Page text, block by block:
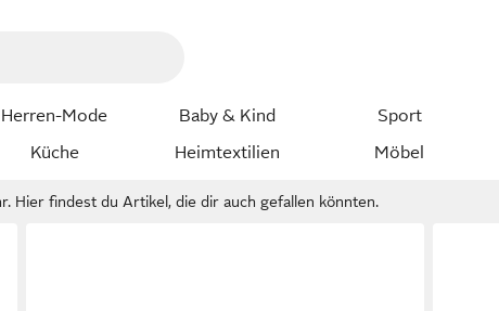
Herren-Mode Baby & Kind Sport
Küche Heimtextilien Möbel
Hier findest du Artikel, die dir auch gefallen könnten.